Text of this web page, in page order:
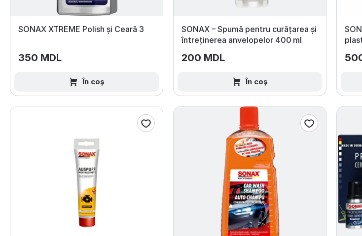
SONAX XTREME Polish și Ceară 3
350 MDL
În coș
SONAX – Spumă pentru curățarea și
întreținerea anvelopelor 400 ml
200 MDL
În coș